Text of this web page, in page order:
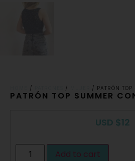
/ / / PATRÓN TOP
PATRÓN TOP SUMMER
USD $12
Add to cart